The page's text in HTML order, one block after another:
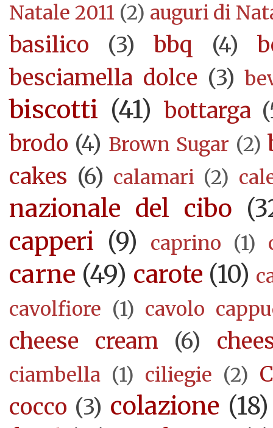
Natale 2011 (2) auguri di
basilico (3) bbq (4)
besciamella dolce (3)
biscotti (41) bottarga
brodo (4) Brown Sugar (2)
cakes (6) calamari (2)
nazionale del cibo
capperi (9) caprino (1)
carne (49) carote (10)
cavolfiore (1) cavolo
cheese cream (6)
ciambella (1) ciliegie (2)
cocco (3) colazione (18)